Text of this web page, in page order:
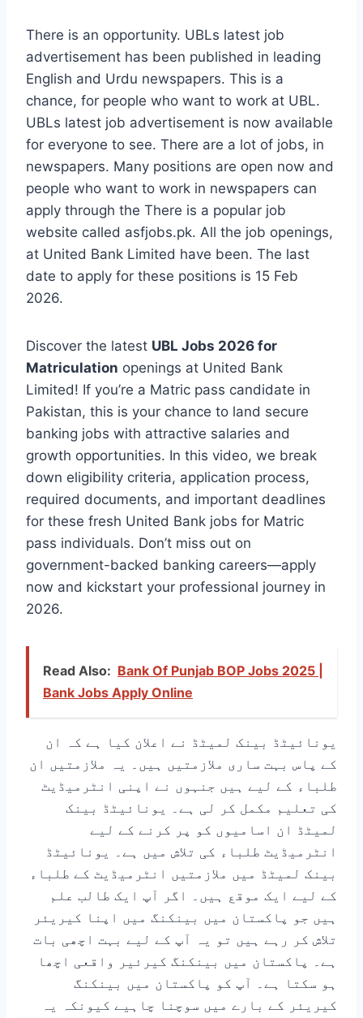
There is an opportunity. UBLs latest job
advertisement has been published in leading
English and Urdu newspapers. This is a
chance, for people who want to work at UBL.
UBLs latest job advertisement is now available
for everyone to see. There are a lot of jobs, in
newspapers. Many positions are open now and
people who want to work in newspapers can
apply through the There is a popular job
website called asfjobs.pk. All the job openings,
at United Bank Limited have been. The last
date to apply for these positions is 15 Feb
2026.
Discover the latest UBL Jobs 2026 for
Matriculation openings at United Bank
Limited! If you’re a Matric pass candidate in
Pakistan, this is your chance to land secure
banking jobs with attractive salaries and
growth opportunities. In this video, we break
down eligibility criteria, application process,
required documents, and important deadlines
for these fresh United Bank jobs for Matric
pass individuals. Don’t miss out on
government-backed banking careers—apply
now and kickstart your professional journey in
2026.
Read Also: Bank Of Punjab BOP Jobs 2025 |
Bank Jobs Apply Online
یونائیٹڈ بینک لمیٹڈ نے اعلان کیا ہے کہ ان
کے پاس بہت ساری ملازمتیں ہیں۔ یہ ملازمتیں ان
طلباء کے لیے ہیں جنہوں نے اپنی انٹرمیڈیٹ
کی تعلیم مکمل کر لی ہے۔ یونائیٹڈ بینک
لمیٹڈ ان اسامیوں کو پر کرنے کے لیے
انٹرمیڈیٹ طلباء کی تلاش میں ہے۔ یونائیٹڈ
بینک لمیٹڈ میں ملازمتیں انٹرمیڈیٹ کے طلباء
کے لیے ایک موقع ہیں۔ اگر آپ ایک طالب علم
ہیں جو پاکستان میں بینکنگ میں اپنا کیریئر
تلاش کر رہے ہیں تو یہ آپ کے لیے بہت اچھی بات
ہے۔ پاکستان میں بینکنگ کیرئیر واقعی اچھا
ہو سکتا ہے۔ آپ کو پاکستان میں بینکنگ
کیریئر کے بارے میں سوچنا چاہیے کیونکہ یہ